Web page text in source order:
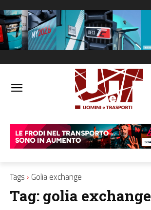
Tags Golia exchange
Tag: golia exchange